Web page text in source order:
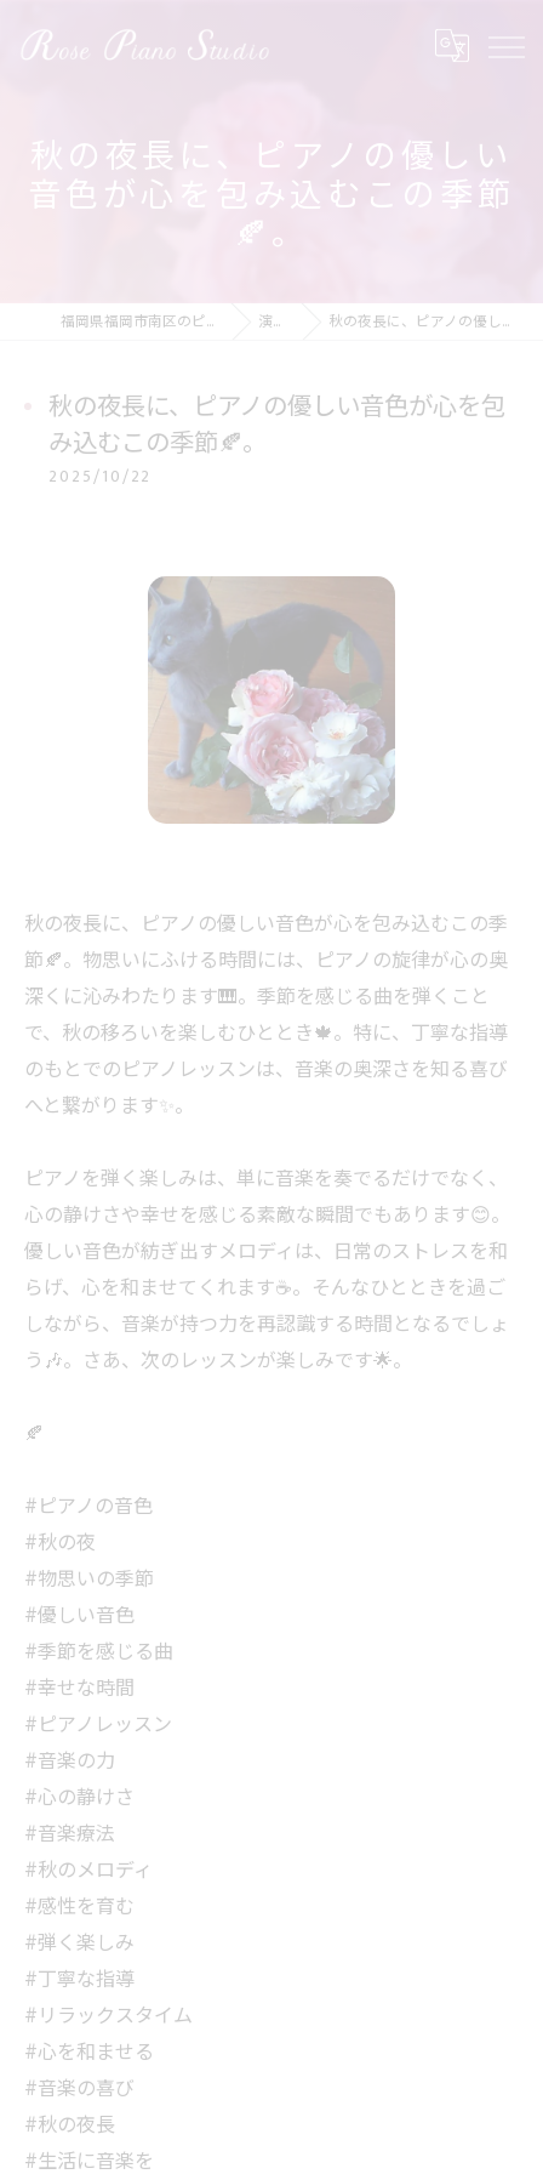
秋の夜長に、ピアノの優しい
音色が心を包み込むこの季節
🍂。
福岡県福岡市南区のピアノ教室ならRose Piano Studio 演奏の動画 秋の夜長に、ピアノの優しい音色が心を包み込むこの季節🍂。
秋の夜長に、ピアノの優しい音色が心を包
み込むこの季節🍂。
2025/10/22
秋の夜長に、ピアノの優しい音色が心を包み込むこの季
節🍂。物思いにふける時間には、ピアノの旋律が心の奥
深くに沁みわたります🎹。季節を感じる曲を弾くこと
で、秋の移ろいを楽しむひととき🍁。特に、丁寧な指導
のもとでのピアノレッスンは、音楽の奥深さを知る喜び
へと繋がります✨。
ピアノを弾く楽しみは、単に音楽を奏でるだけでなく、
心の静けさや幸せを感じる素敵な瞬間でもあります😊。
優しい音色が紡ぎ出すメロディは、日常のストレスを和
らげ、心を和ませてくれます☕。そんなひとときを過ご
しながら、音楽が持つ力を再認識する時間となるでしょ
う🎶。さあ、次のレッスンが楽しみです🌟。
🍂
#ピアノの音色
#秋の夜
#物思いの季節
#優しい音色
#季節を感じる曲
#幸せな時間
#ピアノレッスン
#音楽の力
#心の静けさ
#音楽療法
#秋のメロディ
#感性を育む
#弾く楽しみ
#丁寧な指導
#リラックスタイム
#心を和ませる
#音楽の喜び
#秋の夜長
#生活に音楽を